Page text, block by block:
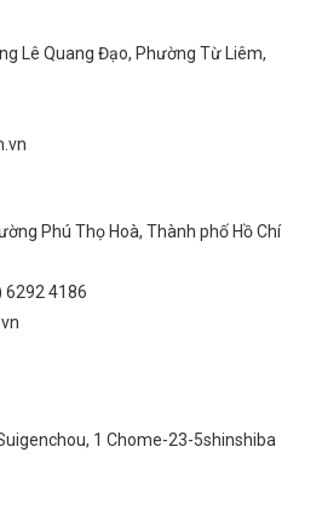
Lê Quang Đạo, Phường Từ Liêm,
Phú Thọ Hoà, Thành phố Hồ Chí
6292 4186
1 Chome-23-5shinshiba